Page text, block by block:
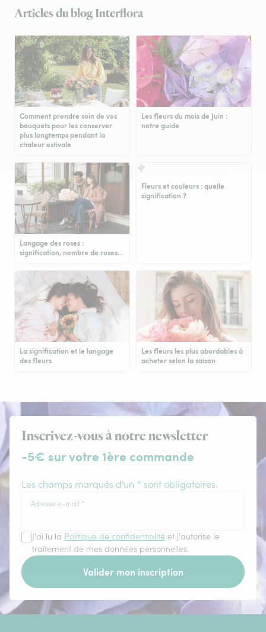
Articles du blog Interflora
Comment prendre soin de vos
bouquets pour les conserver
plus longtemps pendant la
chaleur estivale
Les fleurs du mois de Juin :
notre guide
Langage des roses :
signification, nombre de roses…
Fleurs et couleurs : quelle
signification ?
La signification et le langage
des fleurs
Les fleurs les plus abordables à
acheter selon la saison
Inscrivez-vous à notre newsletter
-5€ sur votre 1ère commande
Les champs marqués d'un * sont obligatoires.
Adresse e-mail *
J'ai lu la Politique de confidentialité et j'autorise le
traitement de mes données personnelles.
Valider mon inscription